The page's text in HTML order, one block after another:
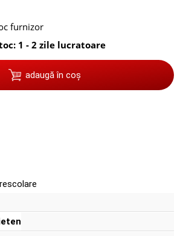
furnizor
1 - 2 zile lucratoare
adaugă în coș